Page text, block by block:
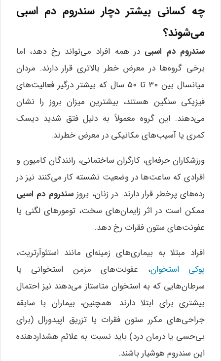
چه کسانی بیشتر دچار سندروم دم اسبی
می‌شوند؟
سندروم دم اسبی در همه افراد می‌تواند رخ دهد، اما
برخی گروه‌ها در معرض خطر بالاتری قرار دارند. مردان
میانسال بین ۳۰ تا ۵۰ سال که بیشتر درگیر فعالیت‌های
فیزیکی سنگین هستند، بیشترین میزان بروز را نشان
می‌دهند. این گروه معمولاً به دلیل فتق شدید دیسک
کمری یا آسیب‌های مکانیکی در معرض خطرند.
ورزشکاران حرفه‌ای، کارگران ساختمانی، رانندگان کامیون و
افرادی که ساعت‌ها در وضعیت نشسته کار می‌کنند نیز در
رده‌های پرخطر قرار دارند. در زنان، بروزسندروم دم اسبی
ممکن است در اثر زایمان‌های سخت، تومورهای لگنی یا
عفونت‌های ستون فقرات رخ دهد.
افراد مبتلا به بیماری‌های زمینه‌ای مانند استئوآرتریت،
پوکی استخوان، عفونت‌های مزمن استخوانی یا
سرطان‌هایی که به استخوان متاستاز می‌دهند نیز احتمال
بیشتری برای ابتلا دارند. همچنین، بیماران با سابقه
جراحی‌های مکرر ستون فقرات یا تزریق اپیدورال (برای
بی‌حسی یا درمان درد) باید نسبت به علائم هشداردهنده
این سندروم هوشیار باشند.